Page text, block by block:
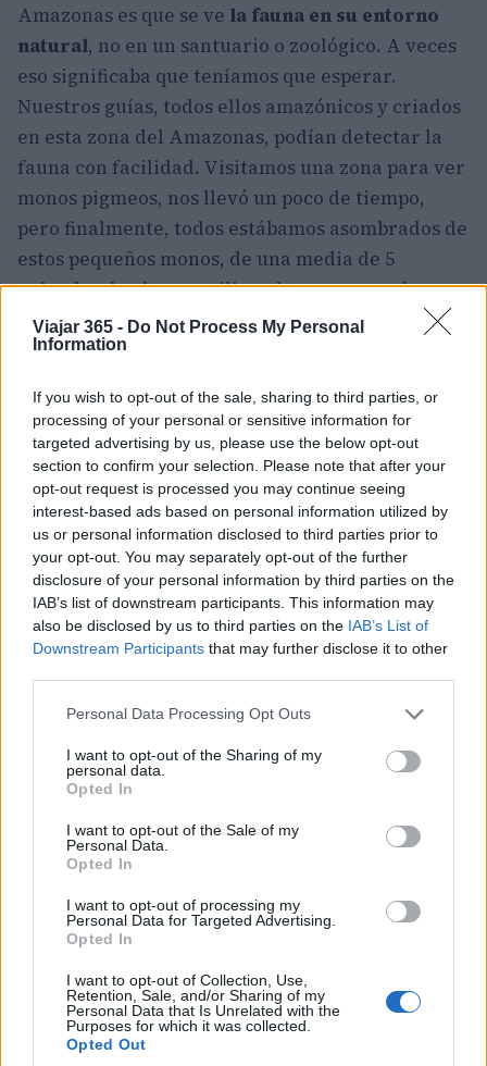
Viajar 365 - Do Not Process My Personal
Information
If you wish to opt-out of the sale, sharing to third parties, or
processing of your personal or sensitive information for
targeted advertising by us, please use the below opt-out
section to confirm your selection. Please note that after your
opt-out request is processed you may continue seeing
interest-based ads based on personal information utilized by
us or personal information disclosed to third parties prior to
your opt-out. You may separately opt-out of the further
disclosure of your personal information by third parties on the
IAB’s list of downstream participants. This information may
also be disclosed by us to third parties on the IAB’s List of
Downstream Participants that may further disclose it to other
Please note that this website/app uses one or more Google
not limited to your visit or usage behaviour. You may click to
grant or deny consent to Google and its third-party tags to
use your data for below specified purposes in below Google
consent section.
Personal Data Processing Opt Outs
I want to opt-out of the Sharing of my
personal data.
Opted In
I want to opt-out of the Sale of my
Personal Data.
Opted In
I want to opt-out of processing my
Personal Data for Targeted Advertising.
Opted In
I want to opt-out of Collection, Use,
Retention, Sale, and/or Sharing of my
Personal Data that Is Unrelated with the
Purposes for which it was collected.
Opted Out
Amazonas es que se ve la fauna en su entorno
natural, no en un santuario o zoológico. A veces
eso significaba que teníamos que esperar.
Nuestros guías, todos ellos amazónicos y criados
en esta zona del Amazonas, podían detectar la
fauna con facilidad. Visitamos una zona para ver
monos pigmeos, nos llevó un poco de tiempo,
pero finalmente, todos estábamos asombrados de
estos pequeños monos, de una media de 5
pulgadas de altura, utilizando sus garras de
insecto para hacer su camino de árbol a árbol.
Los monos pigmeos son el mono más pequeño y
uno de los primates más pequeños del mundo.
Prefieren los bosques ribereños del Amazonas.
Estos enérgicos monos se mueven detrás de los
troncos y las ramas de los árboles, congelándose
y huyendo después, como las ardillas. También
tienen un pelaje marrón y una larga cola similar
a la de las ardillas.
Amigos adorables
Hablando de monos, hice un amigo mono en una
de nuestras excursiones de un día a la selva.
Había un mono macho al que muchos estábamos
fotografiando cuando llegó el momento de
iniciar una caminata en busca de plantas
amazónicas poco comunes. Me gustó el mono y
quise quedarme a hablar con él. Mientras
hablaba con el mono, me acercaba cada vez más
curiosidad por mí como yo por él. Al igual que
cuando me acerco a un perro desconocido, le
dejo oler mi mano. Con el tiempo, le di masajes